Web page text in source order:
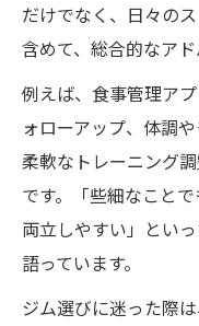
だけでなく、日々の
含めて、総合的なアド
例えば、食事管理ア
ォローアップ、体調
柔軟なトレーニング
です。「些細なこと
両立しやすい」とい
語っています。
ジム選びに迷った際